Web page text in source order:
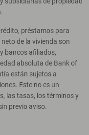
préstamos para
de la vivienda son
bancos afiliados,
absoluta de Bank of
están sujetos a
Este no es un
las tasas, los términos y
previo aviso.